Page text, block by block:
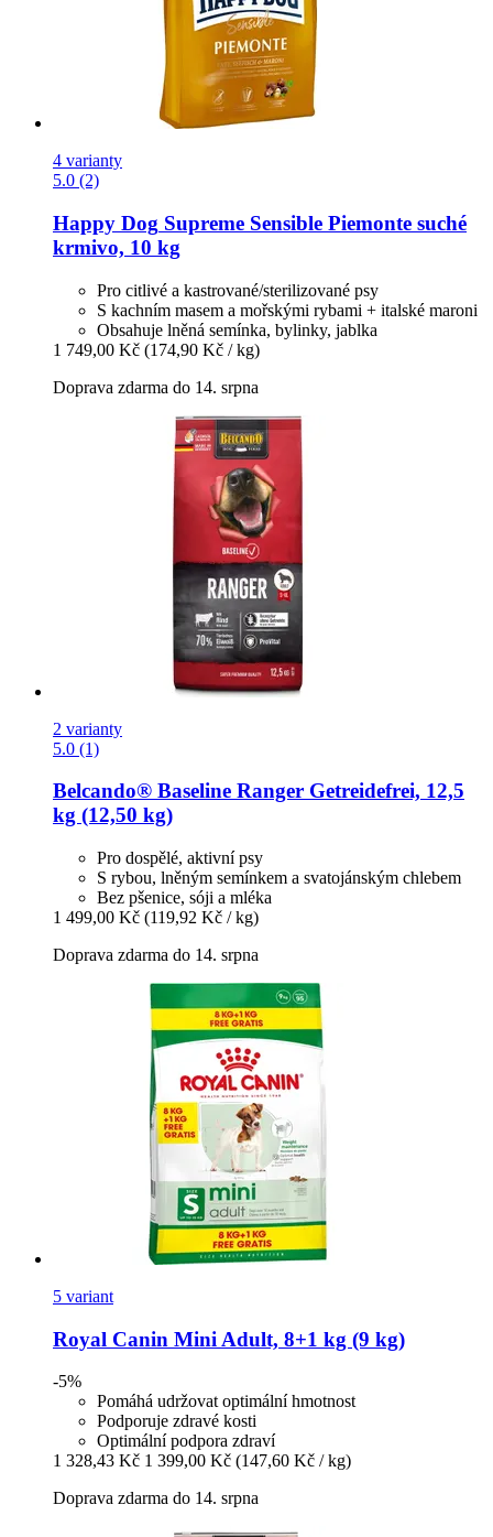
4 varianty
5.0 (2)
Happy Dog Supreme Sensible Piemonte suché
krmivo, 10 kg
Pro citlivé a kastrované/sterilizované psy
S kachním masem a mořskými rybami + italské maroni
Obsahuje lněná semínka, bylinky, jablka
1 749,00 Kč (174,90 Kč / kg)
Doprava zdarma do 14. srpna
2 varianty
5.0 (1)
Belcando® Baseline Ranger Getreidefrei, 12,5
kg (12,50 kg)
Pro dospělé, aktivní psy
S rybou, lněným semínkem a svatojánským chlebem
Bez pšenice, sóji a mléka
1 499,00 Kč (119,92 Kč / kg)
Doprava zdarma do 14. srpna
5 variant
Royal Canin Mini Adult, 8+1 kg (9 kg)
-5%
Pomáhá udržovat optimální hmotnost
Podporuje zdravé kosti
Optimální podpora zdraví
1 328,43 Kč 1 399,00 Kč (147,60 Kč / kg)
Doprava zdarma do 14. srpna